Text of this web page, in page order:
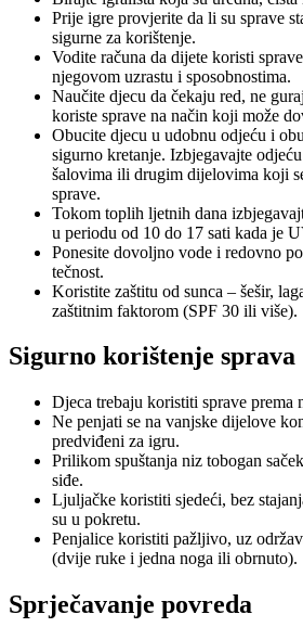
Prije igre provjerite da li su sprave
sigurne za korištenje.
Vodite računa da dijete koristi
njegovom uzrastu i sposobnostima.
Naučite djecu da čekaju red, ne
koriste sprave na način koji može
Obucite djecu u udobnu odjeću i
sigurno kretanje. Izbjegavajte
šalovima ili drugim dijelovima koji
sprave.
Tokom toplih ljetnih dana
u periodu od 10 do 17 sati kada je
Ponesite dovoljno vode i redovno
tečnost.
Koristite zaštitu od sunca – šešir,
zaštitnim faktorom (SPF 30 ili više).
Sigurno korištenje sprava
Djeca trebaju koristiti sprave prema
Ne penjati se na vanjske dijelove
predviđeni za igru.
Prilikom spuštanja niz tobogan
siđe.
Ljuljačke koristiti sjedeći, bez
su u pokretu.
Penjalice koristiti pažljivo, uz
(dvije ruke i jedna noga ili obrnuto).
Sprječavanje povreda